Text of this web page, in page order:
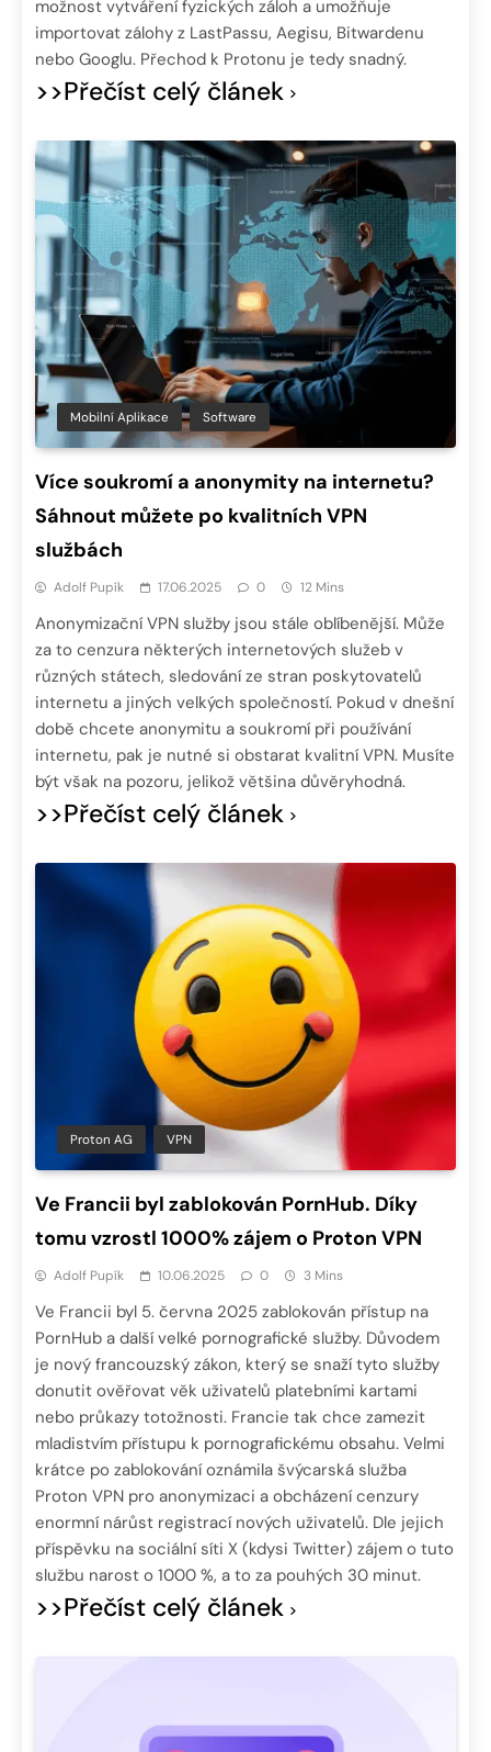
možnost vytváření fyzických záloh a umožňuje
importovat zálohy z LastPassu, Aegisu, Bitwardenu
nebo Googlu. Přechod k Protonu je tedy snadný.
>>Přečíst celý článek
Mobilní Aplikace Software
Více soukromí a anonymity na internetu?
Sáhnout můžete po kvalitních VPN
službách
Adolf Pupík 17.06.2025 0 12 Mins
Anonymizační VPN služby jsou stále oblíbenější. Může
za to cenzura některých internetových služeb v
různých státech, sledování ze stran poskytovatelů
internetu a jiných velkých společností. Pokud v dnešní
době chcete anonymitu a soukromí při používání
internetu, pak je nutné si obstarat kvalitní VPN. Musíte
být však na pozoru, jelikož většina důvěryhodná.
>>Přečíst celý článek
Proton AG VPN
Ve Francii byl zablokován PornHub. Díky
tomu vzrostl 1000% zájem o Proton VPN
Adolf Pupík 10.06.2025 0 3 Mins
Ve Francii byl 5. června 2025 zablokován přístup na
PornHub a další velké pornografické služby. Důvodem
je nový francouzský zákon, který se snaží tyto služby
donutit ověřovat věk uživatelů platebními kartami
nebo průkazy totožnosti. Francie tak chce zamezit
mladistvím přístupu k pornografickému obsahu. Velmi
krátce po zablokování oznámila švýcarská služba
Proton VPN pro anonymizaci a obcházení cenzury
enormní nárůst registrací nových uživatelů. Dle jejich
příspěvku na sociální síti X (kdysi Twitter) zájem o tuto
službu narost o 1000 %, a to za pouhých 30 minut.
>>Přečíst celý článek